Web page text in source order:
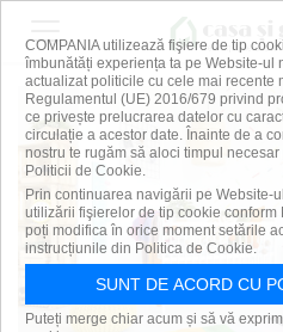
COMPANIA utilizează fişiere de tip
îmbunătăți experiența ta pe Website-ul
actualizat politicile cu cele mai recente
Regulamentul (UE) 2016/679 privind
ce privește prelucrarea datelor cu
circulație a acestor date. Înainte de a
nostru te rugăm să aloci timpul
Politicii de Cookie.
Prin continuarea navigării pe Website-
utilizării fişierelor de tip cookie
poți modifica în orice moment setările
instrucțiunile din Politica de Cookie.
SUNT DE ACORD CU
Puteți merge chiar acum și să vă